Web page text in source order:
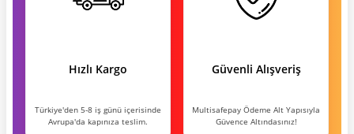
Hızlı Kargo
Türkiye'den 5-8 iş günü içerisinde
Avrupa'da kapınıza teslim.
Güvenli Alışveriş
Multisafepay Ödeme Alt Yapısıyla
Güvence Altındasınız!